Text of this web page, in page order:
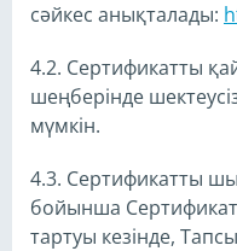
сәйкес анықталады:
4.2. Сертификатты
шеңберінде
мүмкін.
4.3. Сертификатты
бойынша
тартуы кезінде,